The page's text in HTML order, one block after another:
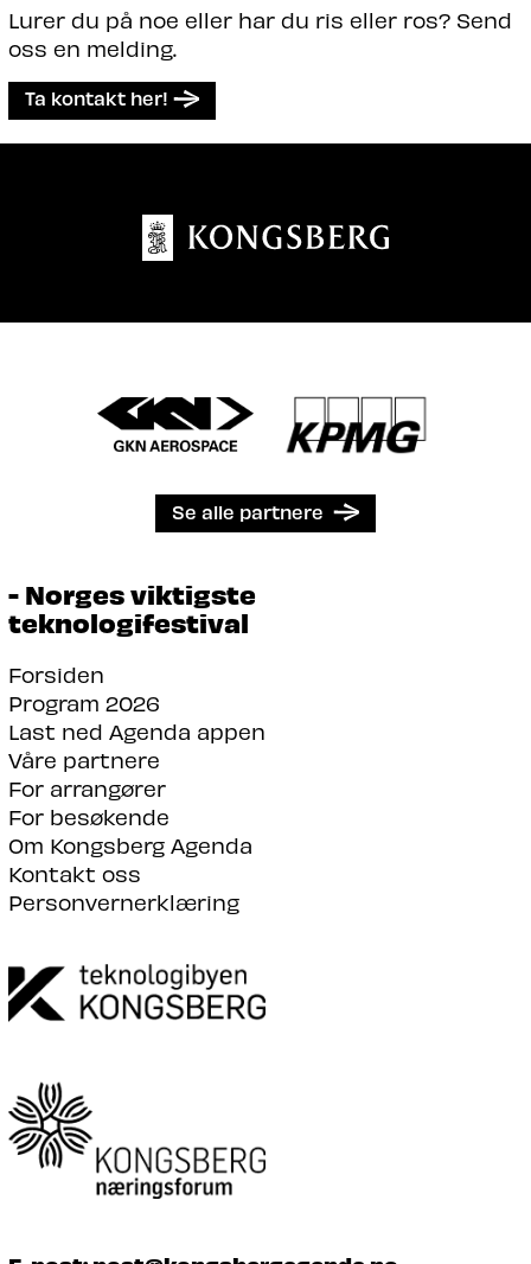
Lurer du på noe eller har du ris eller ros? Send
oss en melding.
Ta kontakt her!
Se alle partnere
- Norges viktigste
teknologifestival
Forsiden
Program 2026
Last ned Agenda appen
Våre partnere
For arrangører
For besøkende
Om Kongsberg Agenda
Kontakt oss
Personvernerklæring